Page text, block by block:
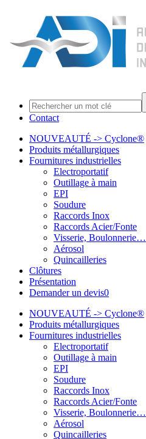
Contact
NOUVEAUTÉ -> Cyclone®
Produits métallurgiques
Fournitures industrielles
Electroportatif
Outillage à main
EPI
Soudure
Raccords Inox
Raccords Acier/Fonte
Visserie, Boulonnerie…
Aérosol
Quincailleries
Clôtures
Présentation
Demander un devis0
NOUVEAUTÉ -> Cyclone®
Produits métallurgiques
Fournitures industrielles
Electroportatif
Outillage à main
EPI
Soudure
Raccords Inox
Raccords Acier/Fonte
Visserie, Boulonnerie…
Aérosol
Quincailleries